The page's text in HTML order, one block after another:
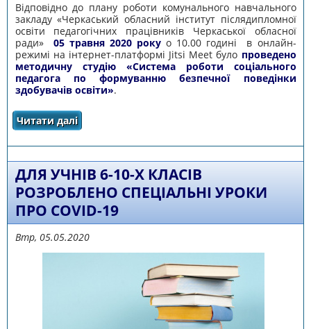
Відповідно до плану роботи комунального навчального
закладу «Черкаський обласний інститут післядипломної
освіти педагогічних працівників Черкаської обласної
ради»
05 травня 2020 рокуо 10.00 годині в онлайн-
режимі на інтернет-платформі Jitsi Meet було проведено
методичну студію «Система роботи соціального
педагога по формуванню безпечної поведінки
здобувачів освіти».
Читати далі
«СИСТЕМА РОБОТИ СОЦІАЛЬНОГО ПЕДАГОГА
ПО ФОРМУВАННЮ БЕЗПЕЧНОЇ ПОВЕДІНКИ
ДЛЯ УЧНІВ 6-10-Х КЛАСІВ
РОЗРОБЛЕНО СПЕЦІАЛЬНІ УРОКИ
ПРО COVID-19
Втр, 05.05.2020